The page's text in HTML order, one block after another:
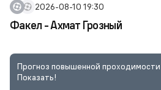
2026-08-10 19:30
Факел - Ахмат Грозный
Прогноз повышенной проходимости
Показать!